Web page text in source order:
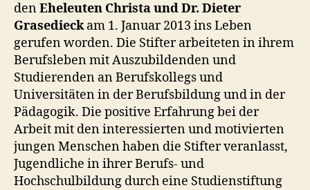
denEheleuten Christa und Dr. Dieter
Grasedieckam 1. Januar 2013 ins Leben
gerufen worden. Die Stifter arbeiteten in ihrem
Berufsleben mit Auszubildenden und
Studierenden an Berufskollegs und
Universitäten in der Berufsbildung und in der
Pädagogik. Die positive Erfahrung bei der
Arbeit mit den interessierten und motivierten
jungen Menschen haben die Stifter veranlasst,
Jugendliche in ihrer Berufs- und
Hochschulbildung durch eine Studienstiftung